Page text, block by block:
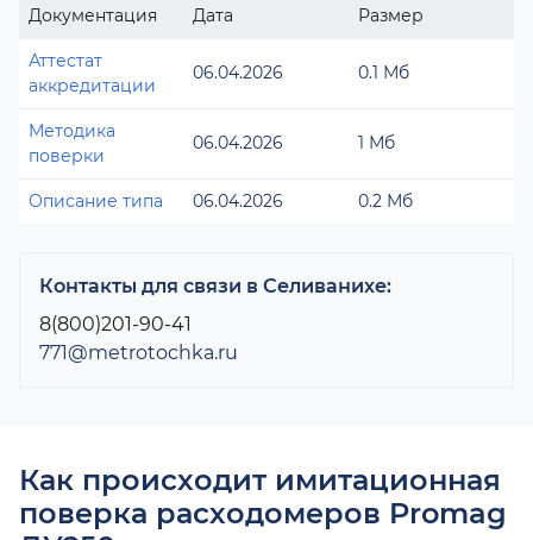
Документация Дата Размер
Аттестат
аккредитации
06.04.2026 0.1 Мб
Методика
поверки
06.04.2026 1 Мб
Описание типа 06.04.2026 0.2 Мб
Контакты для связи в Селиванихе:
8(800)201-90-41
771@metrotochka.ru
Как происходит имитационная
поверка расходомеров Promag